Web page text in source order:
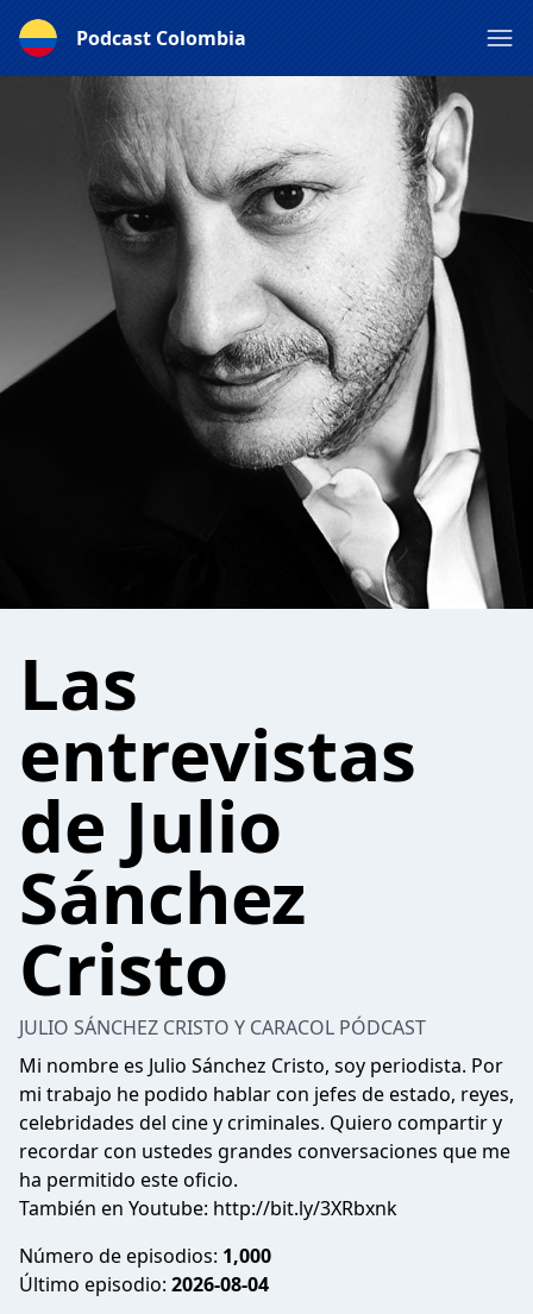
Podcast Colombia
Las
entrevistas
de Julio
Sánchez
Cristo
JULIO SÁNCHEZ CRISTO Y CARACOL PÓDCAST
Mi nombre es Julio Sánchez Cristo, soy periodista. Por
mi trabajo he podido hablar con jefes de estado, reyes,
celebridades del cine y criminales. Quiero compartir y
recordar con ustedes grandes conversaciones que me
ha permitido este oficio.
También en Youtube: http://bit.ly/3XRbxnk
Número de episodios: 1,000
Último episodio: 2026-08-04